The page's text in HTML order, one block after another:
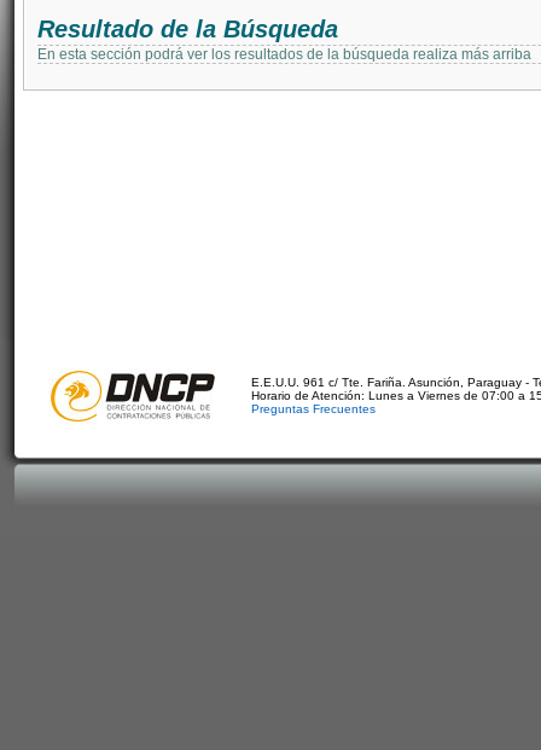
Resultado de la Búsqueda
En esta sección podrá ver los resultados de la búsqueda realiza más arriba
E.E.U.U. 961 c/ Tte. Fariña. Asunción, Paraguay -
Horario de Atención: Lunes a Viernes de 07:00 a
Preguntas Frecuentes